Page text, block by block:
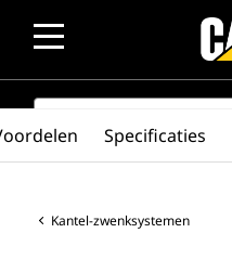
SEARCH
Kantel-zwenksystemen
Specificaties